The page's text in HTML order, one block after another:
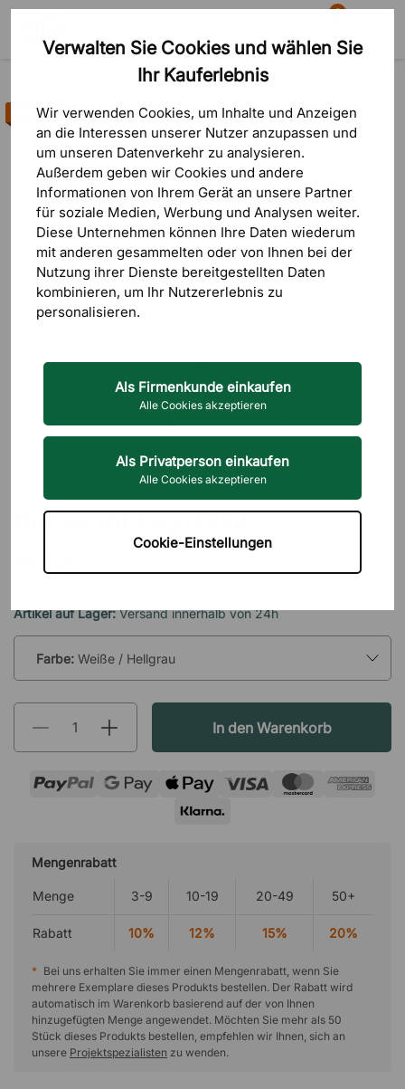
Verwalten Sie Cookies und wählen Sie
Ihr Kauferlebnis
Wir verwenden Cookies, um Inhalte und Anzeigen
an die Interessen unserer Nutzer anzupassen und
um unseren Datenverkehr zu analysieren.
Außerdem geben wir Cookies und andere
Informationen von Ihrem Gerät an unsere Partner
für soziale Medien, Werbung und Analysen weiter.
Diese Unternehmen können Ihre Daten wiederum
mit anderen gesammelten oder von Ihnen bei der
Nutzung ihrer Dienste bereitgestellten Daten
kombinieren, um Ihr Nutzererlebnis zu
personalisieren.
Als Firmenkunde einkaufen
Alle Cookies akzeptieren
Als Privatperson einkaufen
Alle Cookies akzeptieren
Cookie-Einstellungen
Suche
0
Warenkorb
Bürostühle
8 Bewertungen
Bestseller
Bürostuhl Ergo 006C
159 €
Artikel auf Lager:Versand innerhalb von 24h
Farbe: Weiße / Hellgrau
In den Warenkorb
Mengenrabatt
Menge 3-9 10-19 20-49 50+
Rabatt 10% 12% 15% 20%
* Bei uns erhalten Sie immer einen Mengenrabatt, wenn Sie
mehrere Exemplare dieses Produkts bestellen. Der Rabatt wird
automatisch im Warenkorb basierend auf der von Ihnen
hinzugefügten Menge angewendet. Möchten Sie mehr als 50
Stück dieses Produkts bestellen, empfehlen wir Ihnen, sich an
unsere Projektspezialisten zu wenden.